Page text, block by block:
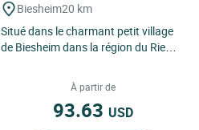
Biesheim20 km
Situé dans le charmant petit village
de Biesheim dans la région du Ried
Restaurant Aux Deux...
À partir de
93.63 USD